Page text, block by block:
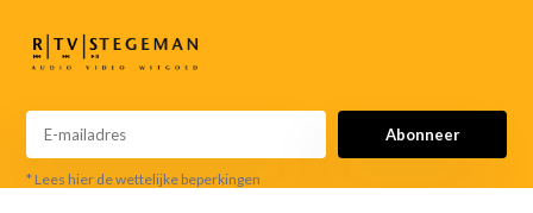
Abonneer
* Lees hier de wettelijke beperkingen